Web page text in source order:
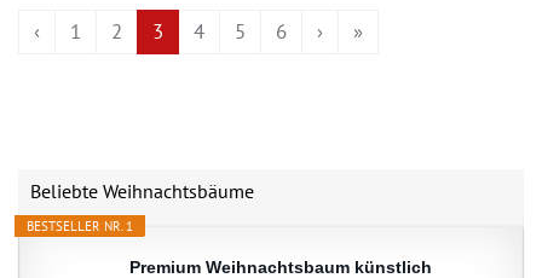
‹ 1 2 3 4 5 6 › »
Beliebte Weihnachtsbäume
BESTSELLER NR. 1
Premium Weihnachtsbaum künstlich